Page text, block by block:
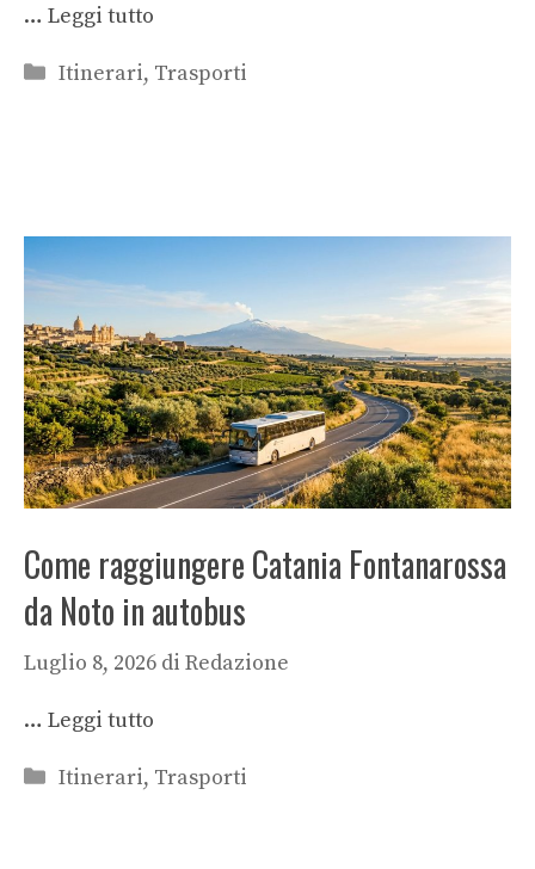
… Leggi tutto
Categorie
Itinerari, Trasporti
Come raggiungere Catania Fontanarossa
da Noto in autobus
Luglio 8, 2026 di Redazione
… Leggi tutto
Categorie
Itinerari, Trasporti